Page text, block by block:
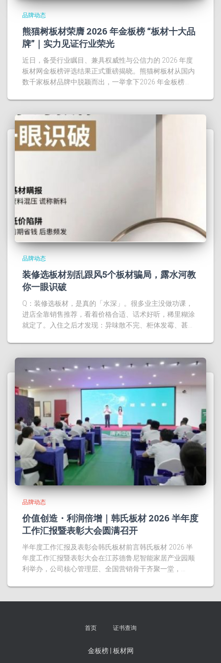
品牌动态
熊猫树板材荣膺 2026 年金板榜 “板材十大品
牌”｜实力见证行业荣光
近日，备受行业瞩目、兼具权威性与公信力的 2026 年度
板材网金板榜评选结果正式重磅揭晓。熊猫树板材从国内
数千家板材品牌中脱颖而出，一举拿下2026 年金板榜…
品牌动态
装修选板材别乱跟风5个板材骗局，露水河教
你一眼识破
Q：装修选板材，是真的「水深」。很多业主没做功课，
进店全靠销售推荐，看着价格合适、话术好听，稀里糊涂
就定了。入住之后才发现：异味散不完、柜体发霉、甚…
品牌动态
价值创造・利润倍增｜韩氏板材 2026 半年度
工作汇报暨表彰大会圆满召开
半年度工作汇报及表彰会韩氏板材前言韩氏板材 2026 半
年度工作汇报暨表彰大会在江苏德鲁尼智能家居产业园顺
利举办，公司核心管理层、全国营销骨干齐聚一堂，…
首页 证书查询
金板榜| 板材网